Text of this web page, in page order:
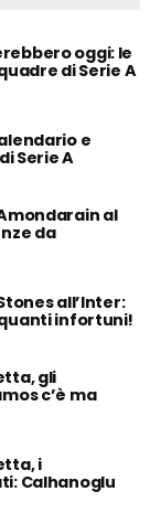
oggi: le
di Serie A
e
Serie A
al
da
all’Inter:
infortuni!
gli
c’è ma
i
Calhanoglu